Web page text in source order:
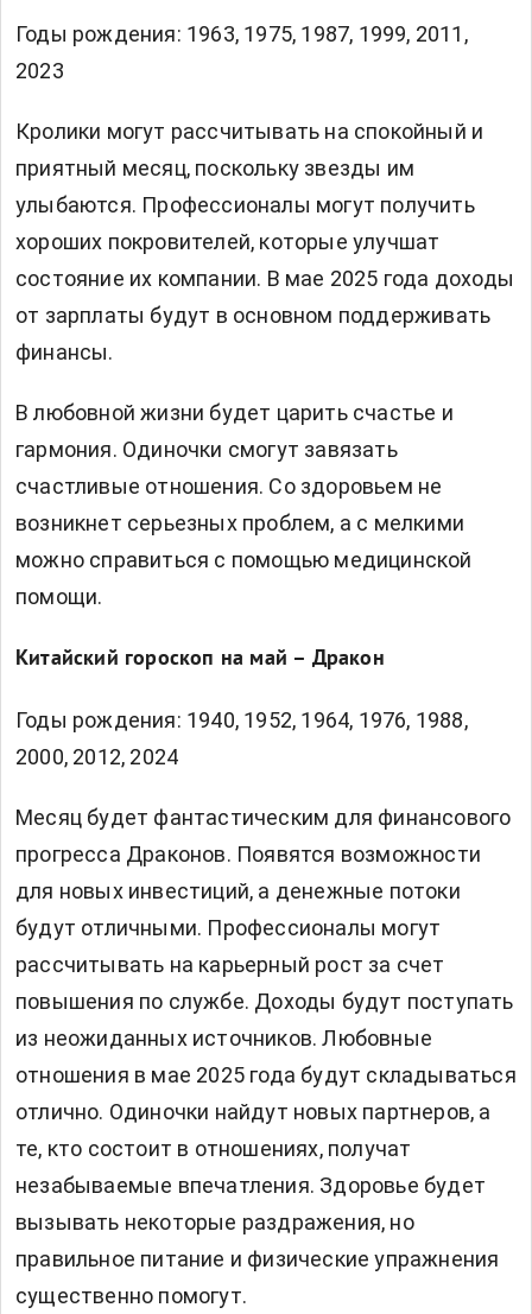
Годы рождения: 1963, 1975, 1987, 1999, 2011,
2023
Кролики могут рассчитывать на спокойный и
приятный месяц, поскольку звезды им
улыбаются. Профессионалы могут получить
хороших покровителей, которые улучшат
состояние их компании. В мае 2025 года доходы
от зарплаты будут в основном поддерживать
финансы.
В любовной жизни будет царить счастье и
гармония. Одиночки смогут завязать
счастливые отношения. Со здоровьем не
возникнет серьезных проблем, а с мелкими
можно справиться с помощью медицинской
помощи.
Китайский гороскоп на май – Дракон
Годы рождения: 1940, 1952, 1964, 1976, 1988,
2000, 2012, 2024
Месяц будет фантастическим для финансового
прогресса Драконов. Появятся возможности
для новых инвестиций, а денежные потоки
будут отличными. Профессионалы могут
рассчитывать на карьерный рост за счет
повышения по службе. Доходы будут поступать
из неожиданных источников. Любовные
отношения в мае 2025 года будут складываться
отлично. Одиночки найдут новых партнеров, а
те, кто состоит в отношениях, получат
незабываемые впечатления. Здоровье будет
вызывать некоторые раздражения, но
правильное питание и физические упражнения
существенно помогут.